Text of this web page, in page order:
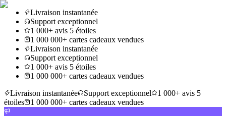
Livraison instantanée
Support exceptionnel
1 000+ avis 5 étoiles
1 000 000+ cartes cadeaux vendues
Livraison instantanée
Support exceptionnel
1 000+ avis 5 étoiles
1 000 000+ cartes cadeaux vendues
Livraison instantanée
Support exceptionnel
1 000+ avis 5
étoiles
1 000 000+ cartes cadeaux vendues